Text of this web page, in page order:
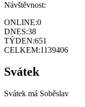
Návštěvnost:
ONLINE:0
DNES:38
TÝDEN:651
CELKEM:1139406
Svátek
Svátek má Soběslav